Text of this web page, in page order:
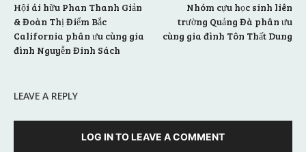
Hội ái hữu Phan Thanh Giản
& Đoàn Thị Điểm Bắc
California phân ưu cùng gia
đình Nguyễn Đinh Sách
Nhóm cựu học sinh liên
trường Quảng Đà phân ưu
cùng gia đình Tôn Thất Dung
LEAVE A REPLY
LOG IN TO LEAVE A COMMENT